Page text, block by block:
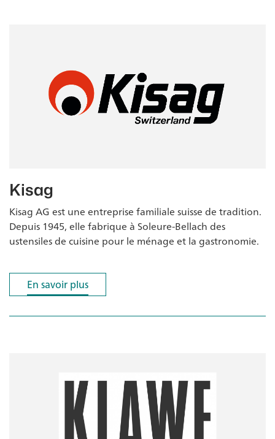
Kisag
Kisag AG est une entreprise familiale suisse de tradition.
Depuis 1945, elle fabrique à Soleure-Bellach des
ustensiles de cuisine pour le ménage et la gastronomie.
En savoir plus
En savoir plus